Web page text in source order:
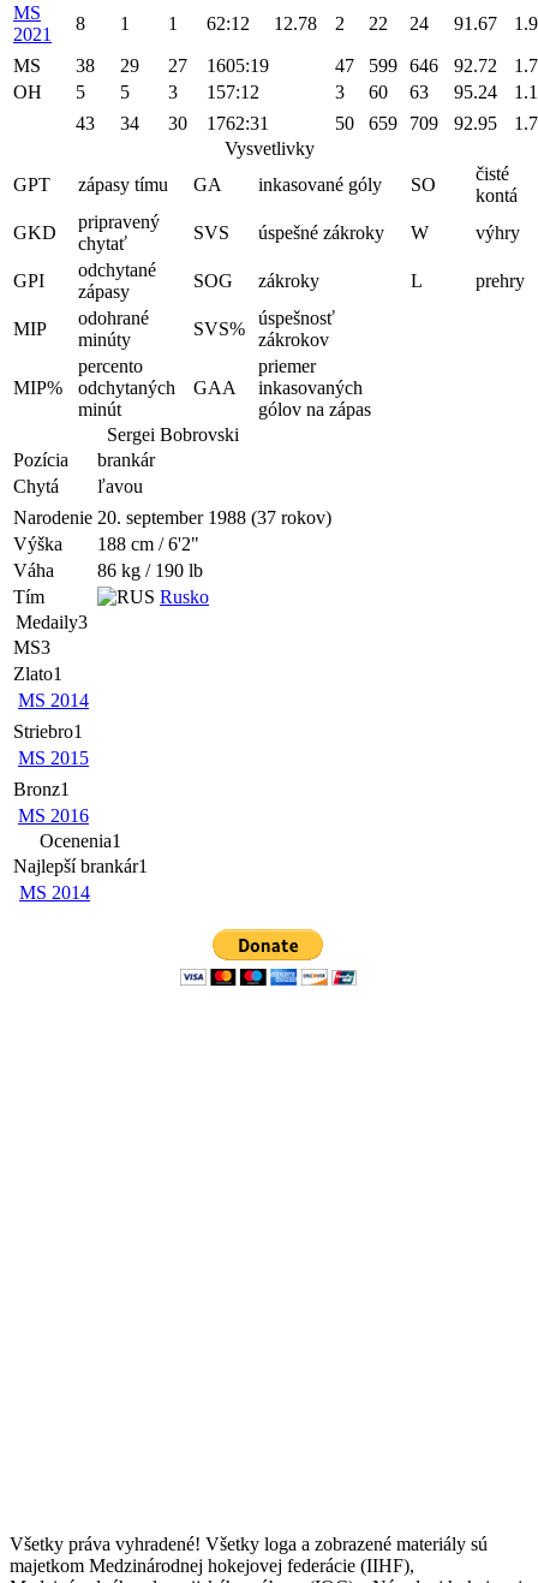
MS 38 29 27 1605:19 47 599 646 92.72
OH
5 5 3 157:12 3 60 63 95.24
43
34 30 1762:31 50 659 709 92.95
MS
2021
8 1 1 62:12 12.78 2 22 24 91.67
Vysvetlivky
GPT
zápasy tímu GA inkasované góly SO
čisté
kontá
GKD
pripravený
chytať
SVS úspešné zákroky W výhry
GPI
odchytané
zápasy
SOG zákroky L prehry
MIP
odohrané
minúty
SVS%
úspešnosť
zákrokov
MIP%
percento
odchytaných
minút
GAA
priemer
inkasovaných
gólov na zápas
Sergei Bobrovski
Pozícia
brankár
Chytá
ľavou
Narodenie 20. september 1988 (37 rokov)
Výška
188 cm / 6'2"
Váha
86 kg / 190 lb
Tím
Rusko
Medaily3
MS3
Zlato1
MS 2014
Striebro1
MS 2015
Bronz1
MS 2016
Ocenenia1
Najlepší brankár1
MS 2014
Všetky práva vyhradené! Všetky loga a zobrazené materiály sú
majetkom Medzinárodnej hokejovej federácie (IIHF),